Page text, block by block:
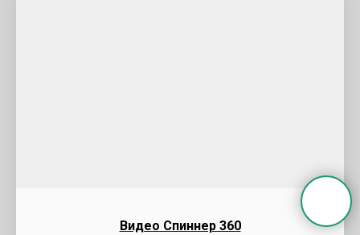
Видео Cпиннер 360